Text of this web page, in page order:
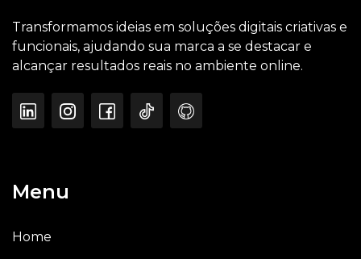
Transformamos ideias em soluções digitais criativas e
funcionais, ajudando sua marca a se destacar e
alcançar resultados reais no ambiente online.
Menu
Home